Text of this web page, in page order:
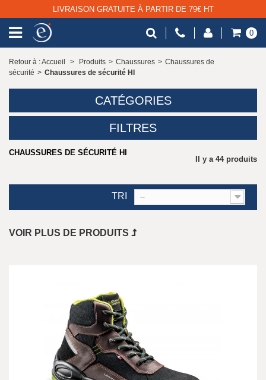
LIVRAISON GRATUITE À PARTIR DE 79€ HT
0
Retour à : Accueil > Produits > Chaussures > Chaussures de
sécurité > Chaussures de sécurité HI
CATÉGORIES
FILTRES
CHAUSSURES DE SÉCURITÉ HI
Il y a 44 produits
TRI --
VOIR PLUS DE PRODUITS